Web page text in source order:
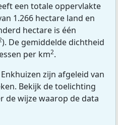
een totale oppervlakte
1.266 hectare land en
hectare is één
). De gemiddelde dichtheid
per km2.
zijn afgeleid van
Bekijk de toelichting
de wijze waarop de data